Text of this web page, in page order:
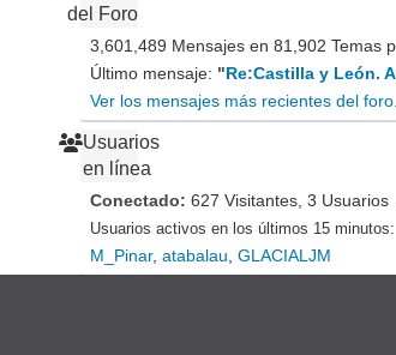
del Foro
3,601,489 Mensajes en 81,902 Temas
Último mensaje: "Re:Castilla y León.
Ver los mensajes más recientes del foro.
Usuarios
en línea
Conectado:627 Visitantes, 3
Usuarios activos en los últimos 15 minutos:
M_Pinar,atabalau ,GLACIALJM